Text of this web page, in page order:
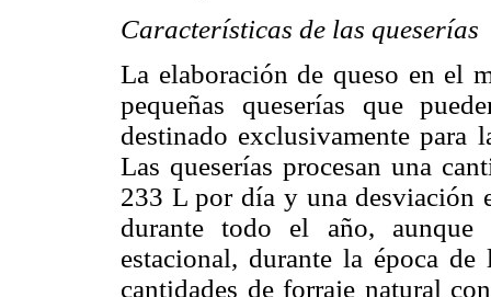
Características de las queserías
La elaboración de queso en el
pequeñas queserías que
destinado exclusivamente
Las queserías procesan una
233 L por día y una desviación
durante todo el año,
estacional, durante la época
cantidades de forraje natural